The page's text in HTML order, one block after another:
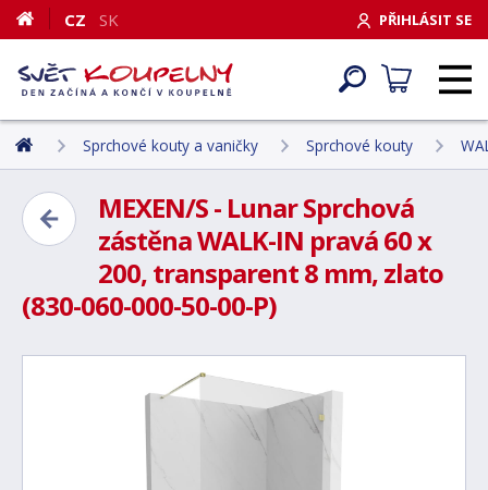
PŘIHLÁSIT SE
CZ SK
Sprchové kouty a vaničky Sprchové kouty
MEXEN/S - Lunar Sprchová
zástěna WALK-IN pravá 60 x
200, transparent 8 mm, zlato
(830-060-000-50-00-P)